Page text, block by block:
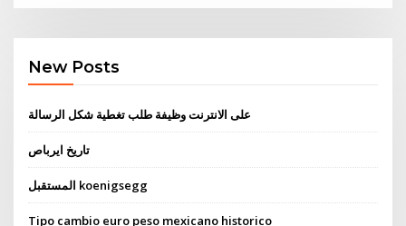
New Posts
على الانترنت وظيفة طلب تغطية شكل الرسالة
تاريخ ايرباص
المستقبل koenigsegg
Tipo cambio euro peso mexicano historico